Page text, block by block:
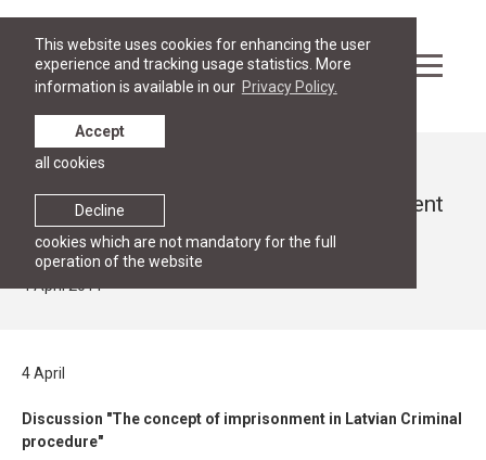
This website uses cookies for enhancing the user
experience and tracking usage statistics. More
information is available in our Privacy Policy.
Decline
cookies which are not mandatory for the full
operation of the website
Accept
all cookies
Discussion "The concept of imprisonment
in Latvian Criminal procedure"
4 April 2011
4 April
Discussion "The concept of imprisonment in Latvian Criminal
procedure"